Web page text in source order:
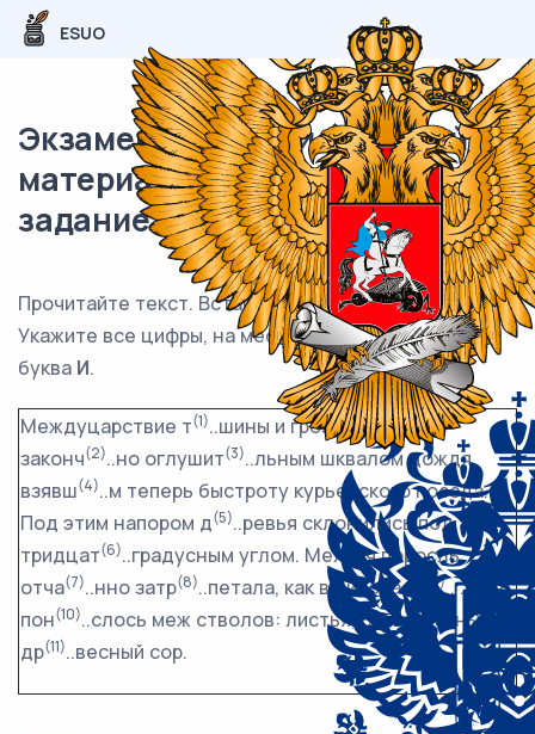
ESUO
Экзаменационный (типовой)
материал ОГЭ / Русский / 07
задание (24) / 12
Прочитайте текст. Вставьте пропущенные буквы.
Укажите все цифры, на месте которых пишется
буква И.
Междуцарствие т(1)..шины и грозы было
законч(2)..но оглушит(3)..льным шквалом дождя,
взявш(4)..м теперь быстроту курьерского поезда.
Под этим напором д(5)..ревья склонились под
тридцат(6)..градусным углом. Мелкая поросль
отча(7)..нно затр(8)..петала, как в лихорадк (9).. . Всё
пон(10)..слось меж стволов: листья, сучья, разный
др(11)..весный сор.